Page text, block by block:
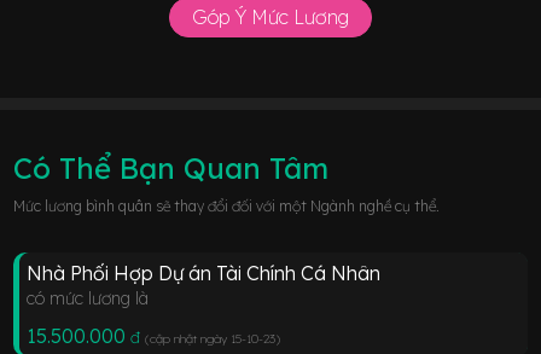
Góp Ý Mức Lương
Có Thể Bạn Quan Tâm
Mức lương bình quân sẽ thay đổi đối với một Ngành nghề cụ thể.
Nhà Phối Hợp Dự án Tài Chính Cá Nhân
có mức lương là
15.500.000 đ (cập nhật ngày 15-10-23)